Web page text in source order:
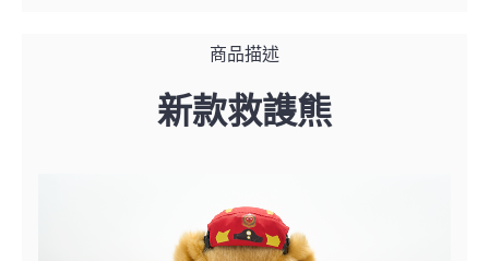
商品描述
新款救謢熊